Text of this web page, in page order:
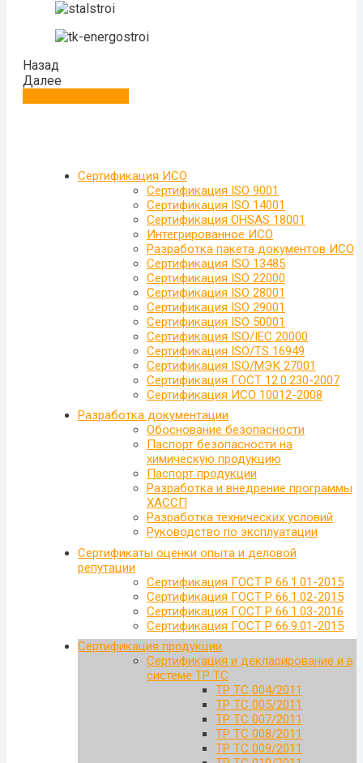
Назад
Далее
Сертификация ИСО
Сертификация ISO 9001
Сертификация ISO 14001
Сертификация OHSAS 18001
Интегрированное ИСО
Разработка пакета документов ИСО
Сертификация ISO 13485
Сертификация ISO 22000
Сертификация ISO 28001
Сертификация ISO 29001
Сертификация ISO 50001
Сертификация ISO/IEC 20000
Сертификация ISO/TS 16949
Сертификация ISO/МЭК 27001
Сертификация ГОСТ 12.0.230-2007
Сертификация ИСО 10012-2008
Разработка документации
Обоснование безопасности
Паспорт безопасности на
химическую продукцию
Паспорт продукции
Разработка и внедрение программы
ХАССП
Разработка технических условий
Руководство по эксплуатации
Сертификаты оценки опыта и деловой
репутации
Сертификация ГОСТ Р 66.1.01-2015
Сертификация ГОСТ Р 66.1.02-2015
Сертификация ГОСТ Р 66.1.03-2016
Сертификация ГОСТ Р 66.9.01-2015
Сертификация продукции
Сертификация и декларирование и в
системе ТР ТС
ТР ТС 004/2011
ТР ТС 005/2011
ТР ТС 007/2011
ТР ТС 008/2011
ТР ТС 009/2011